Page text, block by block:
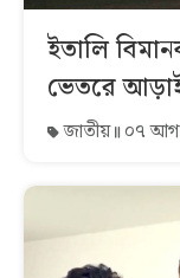
ইতালি
ভেতরে
জাতীয় ০৭